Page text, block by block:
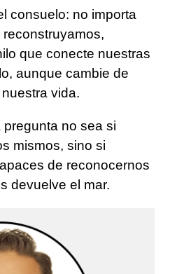
consuelo: no importa
que conecte nuestras
aunque cambie de
vida.
pregunta no sea si
mismos, sino si
de reconocernos
devuelve el mar.